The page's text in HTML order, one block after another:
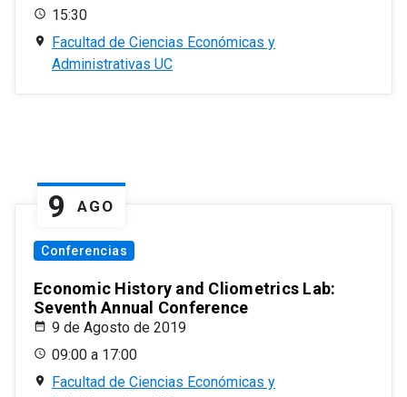
15:30
Facultad de Ciencias Económicas y
Administrativas UC
9 AGO
Conferencias
Economic History and Cliometrics Lab:
Seventh Annual Conference
9 de Agosto de 2019
09:00 a 17:00
Facultad de Ciencias Económicas y